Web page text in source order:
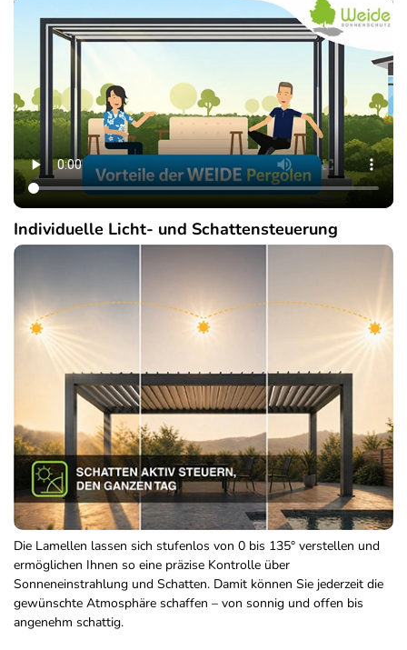
Individuelle Licht- und Schattensteuerung
Die Lamellen lassen sich stufenlos von 0 bis 135° verstellen und
ermöglichen Ihnen so eine präzise Kontrolle über
Sonneneinstrahlung und Schatten. Damit können Sie jederzeit die
gewünschte Atmosphäre schaffen – von sonnig und offen bis
angenehm schattig.